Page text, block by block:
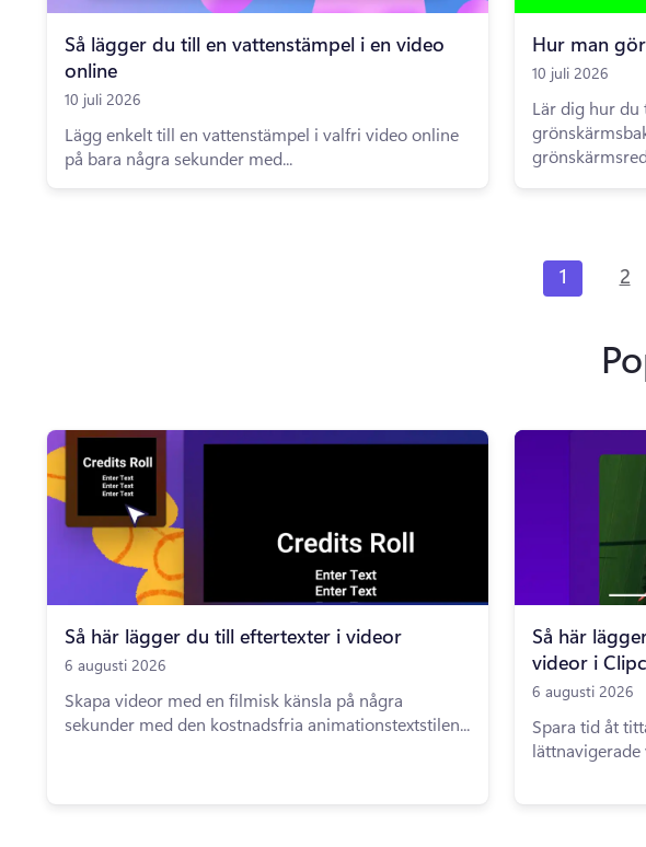
Så lägger du till en vattenstämpel i en video
online
10 juli 2026
Lägg enkelt till en vattenstämpel i valfri video online
på bara några sekunder med...
Hur man
10 juli 2026
Lär dig hur
1 2
Så här lägger du till eftertexter i videor
6 augusti 2026
Skapa videor med en filmisk känsla på några
sekunder med den kostnadsfria animationstextstilen...
Så här
videor i
6 augusti 2026
Spara tid åt
lättnavigerade